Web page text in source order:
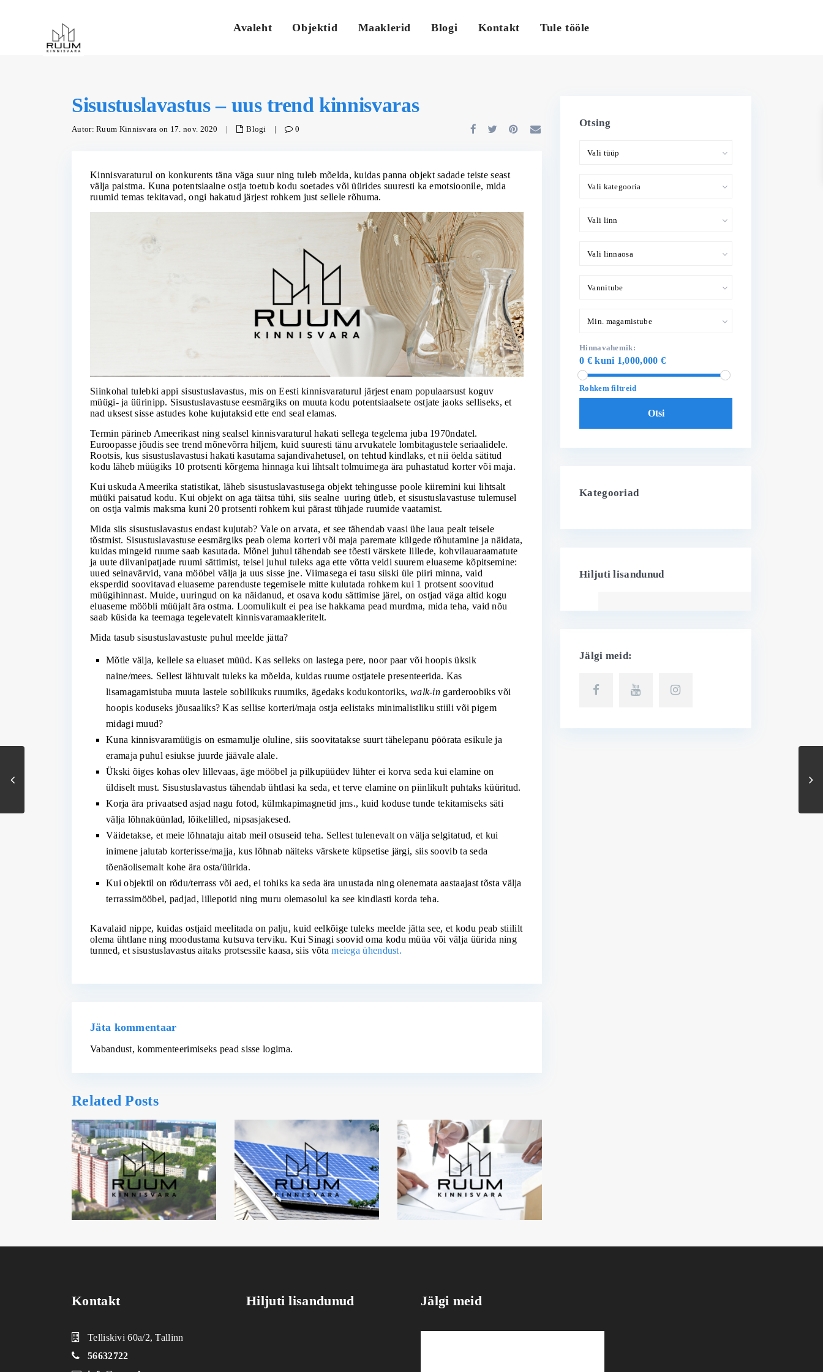
Avaleht Objektid Maaklerid Blogi Kontakt Tule tööle
Sisustuslavastus – uus trend kinnisvaras
Autor: Ruum Kinnisvara on 17. nov. 2020 | Blogi | 0
Kinnisvaraturul on konkurents täna väga suur ning tuleb mõelda, kuidas panna objekt sadade teiste seast
välja paistma. Kuna potentsiaalne ostja toetub kodu soetades või üürides suuresti ka emotsioonile, mida
ruumid temas tekitavad, ongi hakatud järjest rohkem just sellele rõhuma.
Siinkohal tulebki appi sisustuslavastus, mis on Eesti kinnisvaraturul järjest enam populaarsust koguv
müügi- ja üürinipp. Sisustuslavastuse eesmärgiks on muuta kodu potentsiaalsete ostjate jaoks selliseks, et
nad uksest sisse astudes kohe kujutaksid ette end seal elamas.
Termin pärineb Ameerikast ning sealsel kinnisvaraturul hakati sellega tegelema juba 1970ndatel.
Euroopasse jõudis see trend mõnevõrra hiljem, kuid suuresti tänu arvukatele lombitagustele seriaalidele.
Rootsis, kus sisustuslavastusi hakati kasutama sajandivahetusel, on tehtud kindlaks, et nii öelda sätitud
kodu läheb müügiks 10 protsenti kõrgema hinnaga kui lihtsalt tolmuimega ära puhastatud korter või maja.
Kui uskuda Ameerika statistikat, läheb sisustuslavastusega objekt tehingusse poole kiiremini kui lihtsalt
müüki paisatud kodu. Kui objekt on aga täitsa tühi, siis sealne uuring ütleb, et sisustuslavastuse tulemusel
on ostja valmis maksma kuni 20 protsenti rohkem kui pärast tühjade ruumide vaatamist.
Mida siis sisustuslavastus endast kujutab? Vale on arvata, et see tähendab vaasi ühe laua pealt teisele
tõstmist. Sisustuslavastuse eesmärgiks peab olema korteri või maja paremate külgede rõhutamine ja näidata,
kuidas mingeid ruume saab kasutada. Mõnel juhul tähendab see tõesti värskete lillede, kohvilauaraamatute
ja uute diivanipatjade ruumi sättimist, teisel juhul tuleks aga ette võtta veidi suurem eluaseme kõpitsemine:
uued seinavärvid, vana mööbel välja ja uus sisse jne. Viimasega ei tasu siiski üle piiri minna, vaid
eksperdid soovitavad eluaseme parenduste tegemisele mitte kulutada rohkem kui 1 protsent soovitud
müügihinnast. Muide, uuringud on ka näidanud, et osava kodu sättimise järel, on ostjad väga altid kogu
eluaseme mööbli müüjalt ära ostma. Loomulikult ei pea ise hakkama pead murdma, mida teha, vaid nõu
saab küsida ka teemaga tegelevatelt kinnisvaramaakleritelt.
Mida tasub sisustuslavastuste puhul meelde jätta?
Mõtle välja, kellele sa eluaset müüd. Kas selleks on lastega pere, noor paar või hoopis üksik
naine/mees. Sellest lähtuvalt tuleks ka mõelda, kuidas ruume ostjatele presenteerida. Kas
lisamagamistuba muuta lastele sobilikuks ruumiks, ägedaks kodukontoriks, walk-in garderoobiks või
hoopis koduseks jõusaaliks? Kas sellise korteri/maja ostja eelistaks minimalistliku stiili või pigem
midagi muud?
Kuna kinnisvaramüügis on esmamulje oluline, siis soovitatakse suurt tähelepanu pöörata esikule ja
eramaja puhul esiukse juurde jäävale alale.
Ükski õiges kohas olev lillevaas, äge mööbel ja pilkupüüdev lühter ei korva seda kui elamine on
üldiselt must. Sisustuslavastus tähendab ühtlasi ka seda, et terve elamine on piinlikult puhtaks küüritud.
Korja ära privaatsed asjad nagu fotod, külmkapimagnetid jms., kuid koduse tunde tekitamiseks säti
välja lõhnaküünlad, lõikelilled, nipsasjakesed.
Väidetakse, et meie lõhnataju aitab meil otsuseid teha. Sellest tulenevalt on välja selgitatud, et kui
inimene jalutab korterisse/majja, kus lõhnab näiteks värskete küpsetise järgi, siis soovib ta seda
tõenäolisemalt kohe ära osta/üürida.
Kui objektil on rõdu/terrass või aed, ei tohiks ka seda ära unustada ning olenemata aastaajast tõsta välja
terrassimööbel, padjad, lillepotid ning muru olemasolul ka see kindlasti korda teha.
Kavalaid nippe, kuidas ostjaid meelitada on palju, kuid eelkõige tuleks meelde jätta see, et kodu peab stiililt
olema ühtlane ning moodustama kutsuva terviku. Kui Sinagi soovid oma kodu müüa või välja üürida ning
tunned, et sisustuslavastus aitaks protsessile kaasa, siis võtameiega ühendust.
Jäta kommentaar
Vabandust, kommenteerimiseks peadsisse logima.
Related Posts
Otsing
Vali tüüp
Vali kategooria
Vali linn
Vali linnaosa
Vannitube
Min. magamistube
Hinnavahemik:
0 € kuni 1,000,000 €
Rohkem filtreid
Otsi
Kategooriad
Hiljuti lisandunud
Jälgi meid:
Kontakt
Telliskivi 60a/2, Tallinn
56632722
Hiljuti lisandunud Jälgi meid